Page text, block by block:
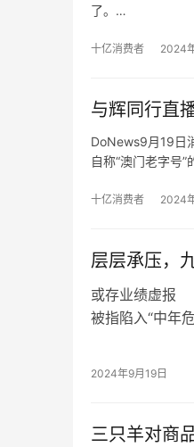
了。
黄先生把这部小米
十亿消费者 2024
与辉同行直
DoNews9月19日
自称“澳门老字号”
开设门店。而在“
十亿消费者 2024
层层承压，
或存业绩虚报
被指陷入“中年
2030年，销售
根据福建省工
2024年9月19日
三只羊对商